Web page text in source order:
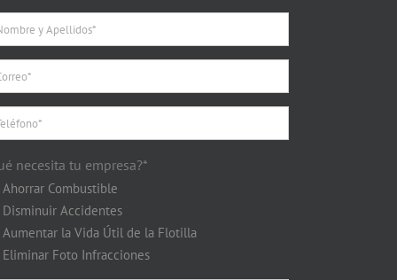
necesita tu empresa?*
Ahorrar Combustible
Disminuir Accidentes
Aumentar la Vida Útil de la Flotilla
Eliminar Foto Infracciones